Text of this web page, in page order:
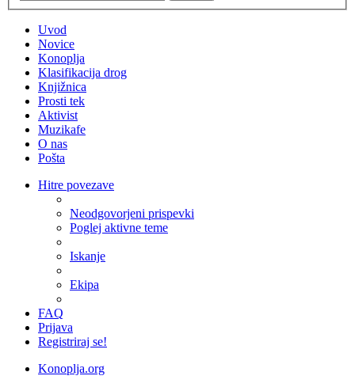
Uvod
Novice
Konoplja
Klasifikacija drog
Knjižnica
Prosti tek
Aktivist
Muzikafe
O nas
Pošta
Hitre povezave
Neodgovorjeni prispevki
Poglej aktivne teme
Iskanje
Ekipa
FAQ
Prijava
Registriraj se!
Konoplja.org